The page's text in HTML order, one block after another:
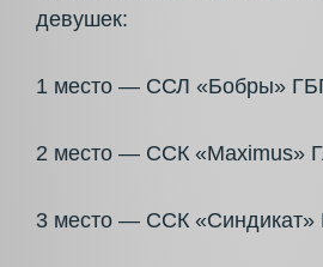
девушек:
1 место — ССЛ «Бобры»
2 место — ССК «Maximus»
3 место — ССК